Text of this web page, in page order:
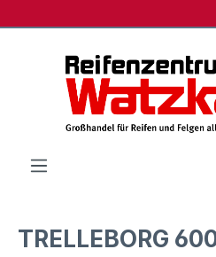
TRELLEBORG